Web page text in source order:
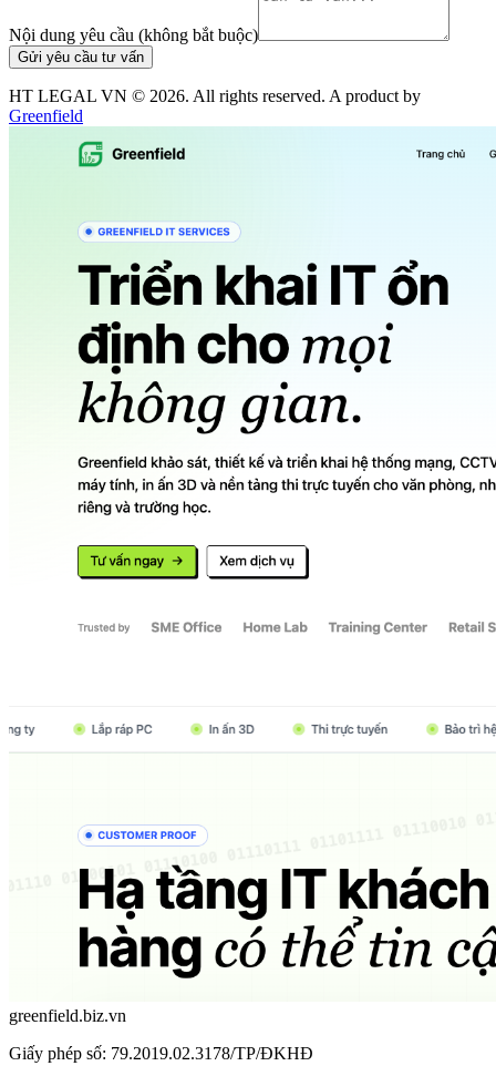
Nội dung yêu cầu (không bắt buộc)
Gửi yêu cầu tư vấn
HT LEGAL VN © 2026. All rights reserved. A product by
Greenfield
greenfield.biz.vn
Giấy phép số: 79.2019.02.3178/TP/ĐKHĐ